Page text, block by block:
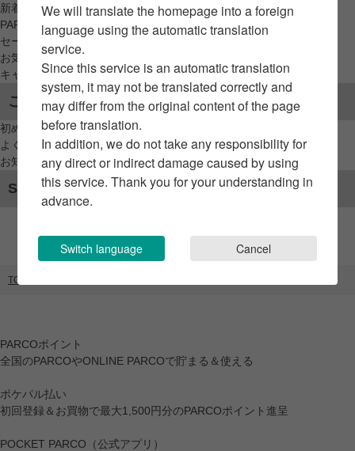
新着アイテムから探す
PARCO限定アイテムから探す
セールアイテムから探す
お気に入りから探す
キャンペーン/クーポン対象から探す
ご利用案内
初めてのお客様へ
よくあるご質問 / お問い合わせ
お知らせ
SNSアカウント
TOP
PARCOポイント
全国のPARCOやONLINE PARCOで貯まる＆使える
ポケパル払い
初回登録＆お買物で最大1,500円分のPARCOポイント進呈
POCKET PARCO（公式アプリ）
We will translate the homepage into a foreign
language using the automatic translation
service.
Since this service is an automatic translation
system, it may not be translated correctly and
may differ from the original content of the page
before translation.
In addition, we do not take any responsibility for
any direct or indirect damage caused by using
this service. Thank you for your understanding in
advance.
Switch language Cancel